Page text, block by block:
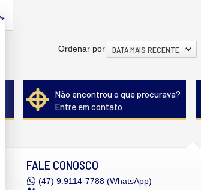
Ordenar por DATA MAIS RECENTE
Não encontrou o que procurava?
Entre em contato
FALE CONOSCO
(47) 9.9114-7788 (WhatsApp)